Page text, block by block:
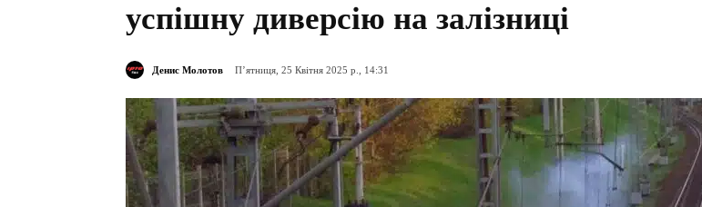
успішну диверсію на залізниці
Денис Молотов П’ятниця, 25 Квітня 2025 р., 14:31